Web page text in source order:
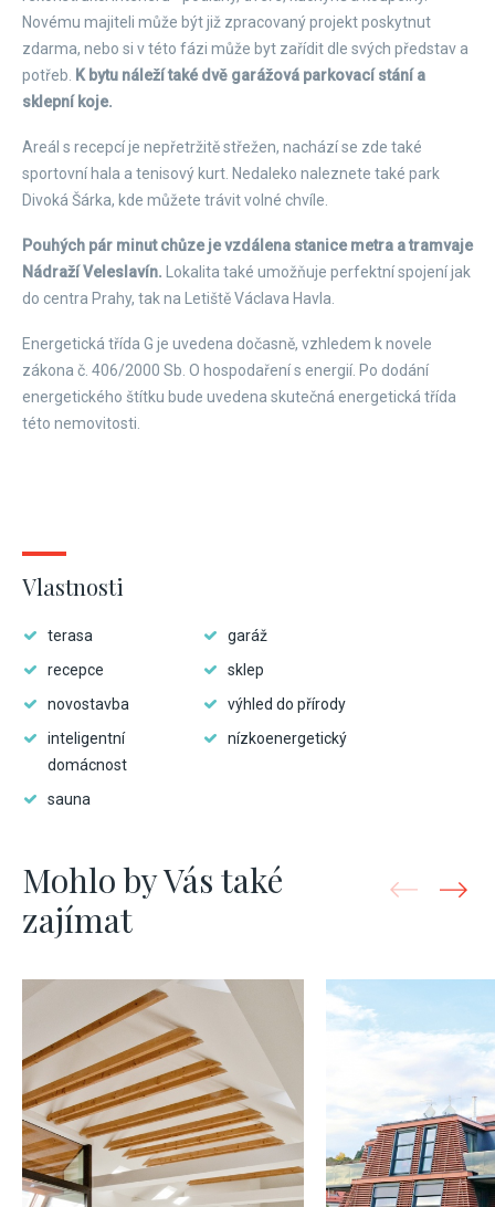
Novému majiteli může být již zpracovaný projekt poskytnut
zdarma, nebo si v této fázi může byt zařídit dle svých představ a
potřeb.
K bytu náleží také dvě garážová parkovací stání a
sklepní koje.
Areál s recepcí je nepřetržitě střežen, nachází se zde také
sportovní hala a tenisový kurt. Nedaleko naleznete také park
Divoká Šárka, kde můžete trávit volné chvíle.
Pouhých pár minut chůze je vzdálena stanice metra a tramvaje
Nádraží Veleslavín.
Lokalita také umožňuje perfektní spojení jak
do centra Prahy, tak na Letiště Václava Havla.
Energetická třída G je uvedena dočasně, vzhledem k novele
zákona č. 406/2000 Sb. O hospodaření s energií. Po dodání
energetického štítku bude uvedena skutečná energetická třída
této nemovitosti.
Vlastnosti
terasa
garáž
recepce
sklep
novostavba
výhled do přírody
inteligentní
domácnost
nízkoenergetický
sauna
Mohlo by Vás také
zajímat